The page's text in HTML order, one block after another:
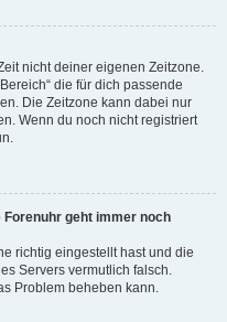
nicht deiner eigenen Zeitzone.
die für dich passende
Die Zeitzone kann dabei nur
Wenn du noch nicht registriert
Forenuhr geht immer noch
richtig eingestellt hast und die
Servers vermutlich falsch.
Problem beheben kann.